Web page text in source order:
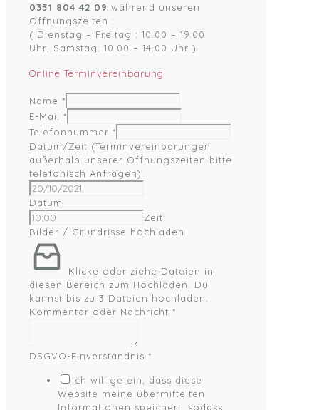
0351 804 42 09 während unseren
Öffnungszeiten :
( Dienstag – Freitag : 10.00 – 19.00
Uhr, Samstag: 10.00 – 14.00 Uhr )
Online Terminvereinbarung
Name *
E-Mail *
Telefonnummer *
Datum/Zeit (Terminvereinbarungen
außerhalb unserer Öffnungszeiten bitte
telefonisch Anfragen)
Datum
Zeit
Bilder / Grundrisse hochladen
Klicke oder ziehe Dateien in
diesen Bereich zum Hochladen. Du
kannst bis zu 3 Dateien hochladen.
Kommentar oder Nachricht *
DSGVO-Einverständnis *
Ich willige ein, dass diese
Website meine übermittelten
Informationen speichert, sodass